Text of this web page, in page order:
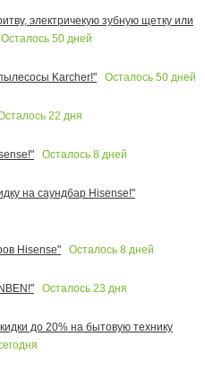
электричекую зубную щетку или
Осталось 50 дней
Karcher!"
Осталось 50 дней
22 дня
Осталось 8 дней
на саундбар Hisense!"
Hisense"
Осталось 8 дней
Осталось 23 дня
до 20% на бытовую технику